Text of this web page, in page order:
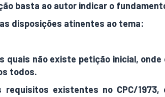
basta ao autor indicar o
disposições atinentes ao tema:
não existe petição inicial,
todos.
requisitos existentes no CPC/